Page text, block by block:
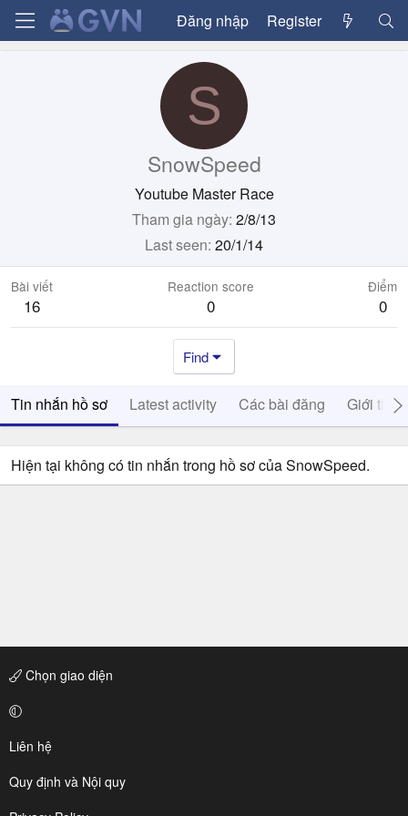
Đăng nhập Register
S
SnowSpeed
Youtube Master Race
Tham gia ngày 2/8/13
Last seen 20/1/14
Bài viết
16
Reaction score
0
Điểm
0
Find
Tin nhắn hồ sơ Latest activity Các bài đăng Giới thiệu
Hiện tại không có tin nhắn trong hồ sơ của SnowSpeed.
Chọn giao diện
Liên hệ
Quy định và Nội quy